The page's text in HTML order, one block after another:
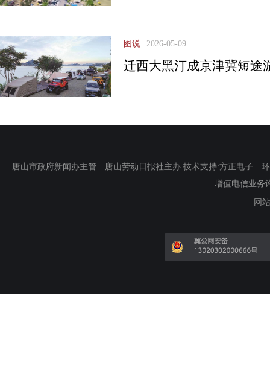
图说 2026-05-09
迁西大黑汀成京津冀短途
唐山市政府新闻办主管 唐山劳动日报社主办 技术支持:方正电子
增值电信业务
网